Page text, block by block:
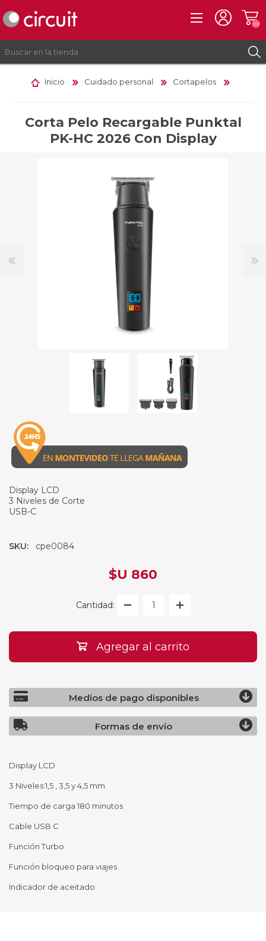
INICIAR SESIÓN
(0)
Inicio Cuidado personal Cortapelos
Corta Pelo Recargable Punktal
PK-HC 2026 Con Display
Display LCD
3 Niveles de Corte
USB-C
SKU: cpe0084
$U 860
Cantidad:
Agregar al carrito
Medios de pago disponibles
Formas de envío
Display LCD
3 Niveles:1,5 , 3,5 y 4,5 mm
Tiempo de carga 180 minutos
Cable USB C
Función Turbo
Función bloqueo para viajes
Indicador de aceitado